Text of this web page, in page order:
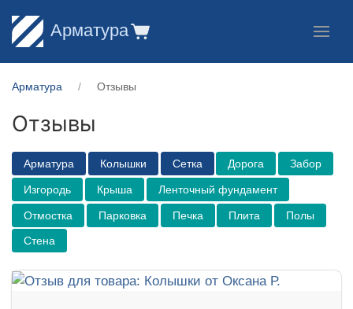
Арматура
Арматура Отзывы
Отзывы
Арматура Колышки Сетка Дорога Забор
Изгородь Крыша Ленточный фундамент
Отмостка Парковка Печка Плита Полы
Стена